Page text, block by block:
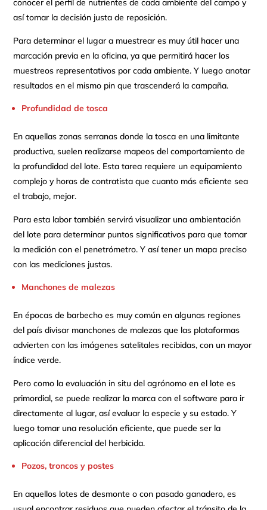
conocer el perfil de nutrientes de cada ambiente del campo y
así tomar la decisión justa de reposición.
Para determinar el lugar a muestrear es muy útil hacer una
marcación previa en la oficina, ya que permitirá hacer los
muestreos representativos por cada ambiente. Y luego anotar
resultados en el mismo pin que trascenderá la campaña.
Profundidad de tosca
En aquellas zonas serranas donde la tosca en una limitante
productiva, suelen realizarse mapeos del comportamiento de
la profundidad del lote. Esta tarea requiere un equipamiento
complejo y horas de contratista que cuanto más eficiente sea
el trabajo, mejor.
Para esta labor también servirá visualizar una ambientación
del lote para determinar puntos significativos para que tomar
la medición con el penetrómetro. Y así tener un mapa preciso
con las mediciones justas.
Manchones de malezas
En épocas de barbecho es muy común en algunas regiones
del país divisar manchones de malezas que las plataformas
advierten con las imágenes satelitales recibidas, con un mayor
índice verde.
Pero como la evaluación in situ del agrónomo en el lote es
primordial, se puede realizar la marca con el software para ir
directamente al lugar, así evaluar la especie y su estado. Y
luego tomar una resolución eficiente, que puede ser la
aplicación diferencial del herbicida.
Pozos, troncos y postes
En aquellos lotes de desmonte o con pasado ganadero, es